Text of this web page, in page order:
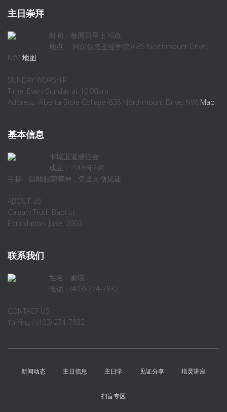
主日崇拜
时间：每周日早上10点
地点： 阿尔伯塔圣经学院 (635 Northmount Drive,
NW) 地图
SUNDAY WORSHIP
Time: Every Sunday at 10:00am
Address: Alberta Bible College (635 Northmount Drive, NW) Map
基本信息
卡城卫道浸信会
成立：2003年6月
目标：以顺服荣耀神，凭圣灵做见证
ABOUT US
Calgary Truth Baptist
Foundation: June, 2003
联系我们
姓名：俞瑛
电话：(403) 274-7832
CONTACT US
Yu Ying / (403) 274-7832
新闻动态 主日信息 主日学 见证分享 培灵讲座
扫盲专区